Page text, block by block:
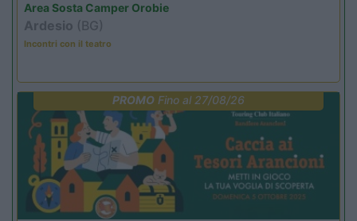
Area Sosta Camper Orobie
Ardesio (BG)
Incontri con il teatro
PROMOFino al 27/08/26